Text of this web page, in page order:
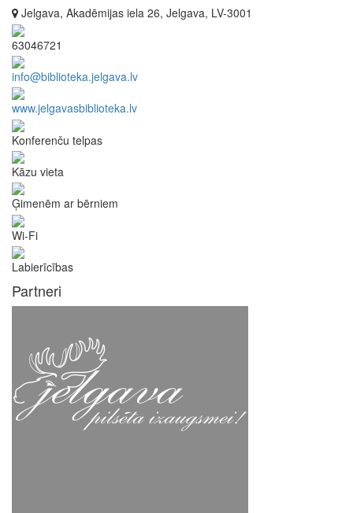
Jelgava, Akadēmijas iela 26, Jelgava, LV-3001
63046721
info@biblioteka.jelgava.lv
www.jelgavasbiblioteka.lv
Konferenču telpas
Kāzu vieta
Ģimenēm ar bērniem
Wi-Fi
Labierīcības
Partneri